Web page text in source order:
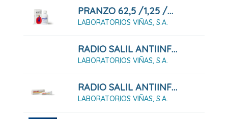
PRANZO 62,5 /1,25 /0,5 MG/ML SOLUCIÓN ORAL , 200 ML
LABORATORIOS VIÑAS, S.A.
RADIO SALIL ANTIINFLAMATORIO CREMA 30 G
LABORATORIOS VIÑAS, S.A.
RADIO SALIL ANTIINFLAMATORIO CREMA 60 G
LABORATORIOS VIÑAS, S.A.